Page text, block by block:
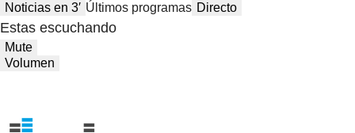
Noticias en 3′ Últimos programas Directo
Estas escuchando
Mute
Volumen